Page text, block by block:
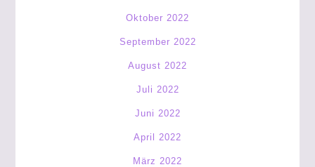
Oktober 2022
September 2022
August 2022
Juli 2022
Juni 2022
April 2022
März 2022